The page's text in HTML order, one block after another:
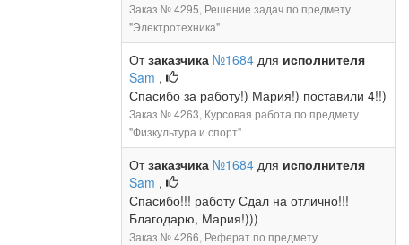
Заказ № 4295, Решение задач по предмету
"Электротехника"
Отзаказчика №1684 для исполнителя
Sam ,
Спасибо за работу!) Мария!) поставили 4!!)
Заказ № 4263, Курсовая работа по предмету
"Физкультура и спорт"
Отзаказчика №1684 для исполнителя
Sam ,
Спасибо!!! работу Сдал на отлично!!!
Благодарю, Мария!)))
Заказ № 4266, Реферат по предмету